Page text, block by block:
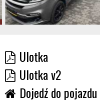
Ulotka
Ulotka v2
Dojedź do pojazdu